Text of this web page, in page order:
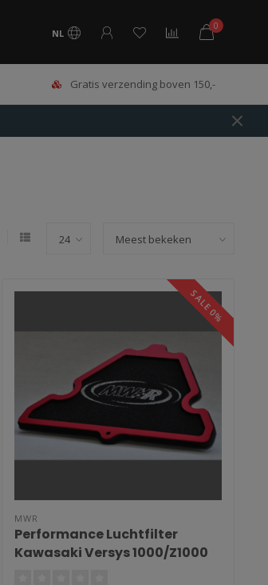
NL
0
Gratis verzending boven 150,-
SALE 0%
MWR
Performance Luchtfilter
Kawasaki Versys 1000/Z1000